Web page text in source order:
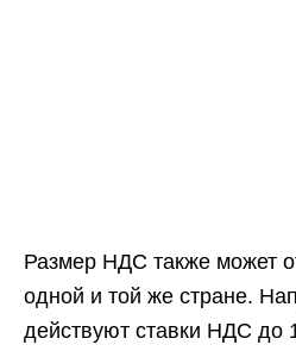
Размер НДС также может
одной и той же стране.
действуют ставки НДС до